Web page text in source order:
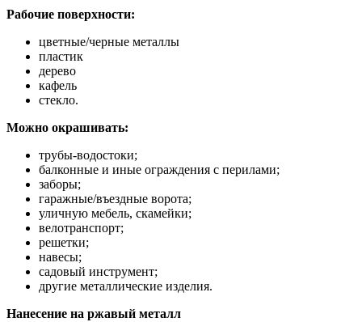
Рабочие поверхности:
цветные/черные металлы
пластик
дерево
кафель
стекло.
Можно окрашивать:
трубы-водостоки;
балконные и иные ограждения с перилами;
заборы;
гаражные/въездные ворота;
уличную мебель, скамейки;
велотранспорт;
решетки;
навесы;
садовый инструмент;
другие металлические изделия.
Нанесение на ржавый металл